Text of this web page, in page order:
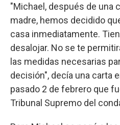
"Michael, después de una
madre, hemos decidido
casa inmediatamente.
desalojar. No se te
las medidas necesarias
decisión", decía una carta
pasado 2 de febrero que
Tribunal Supremo del